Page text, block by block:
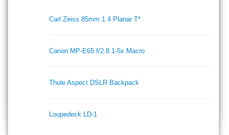
Carl Zeiss 85mm 1.4 Planar T*
Canon MP-E65 f/2.8 1-5x Macro
Thule Aspect DSLR Backpack
Loupedeck LD-1